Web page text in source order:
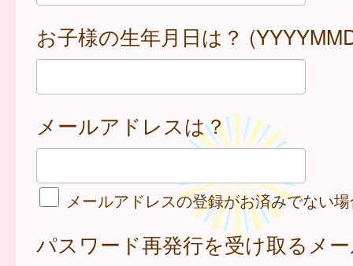
お子様の生年月日は？
メールアドレスは？
メールアドレスの登録がお済みでない
パスワード再発行を受け取るメ